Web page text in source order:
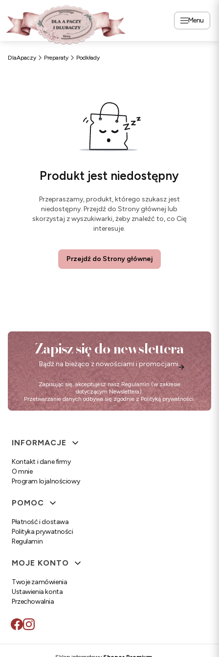
Menu
DlaApaczy Preparaty Podkłady
Produkt jest niedostępny
Przepraszamy, produkt, którego szukasz jest
niedostępny. Przejdź do Strony głównej lub
skorzystaj z wyszukiwarki, żeby znaleźć to, co Cię
interesuje.
Przejdź do Strony głównej
Zapisz się do newslettera
Bądź na bieżąco z nowościami i promocjami.
Zapisując się, akceptujesz nasz Regulamin (w zakresie
dotyczącym Newslettera).
Przetwarzanie danych odbywa się zgodnie z Polityką prywatności.
Linki w stopce
INFORMACJE
Kontakt i dane firmy
O mnie
Program lojalnościowy
POMOC
Płatność i dostawa
Polityka prywatności
Regulamin
MOJE KONTO
Twoje zamówienia
Ustawienia konta
Przechowalnia